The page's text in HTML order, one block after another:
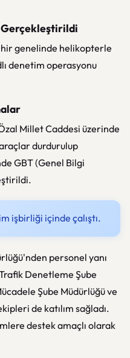
Gerçekleştirildi
genelinde helikopterle
denetim operasyonu
Millet Caddesi üzerinde
durdurulup
GBT (Genel Bilgi
işbirliği içinde çalıştı.
personel yanı
Denetleme Şube
Şube Müdürlüğü ve
de katılım sağladı.
destek amaçlı olarak